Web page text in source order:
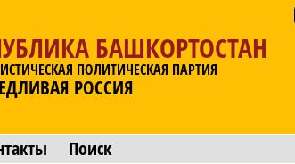
БАШКОРТОСТАН
ПОЛИТИЧЕСКАЯ ПАРТИЯ
РОССИЯ
Поиск